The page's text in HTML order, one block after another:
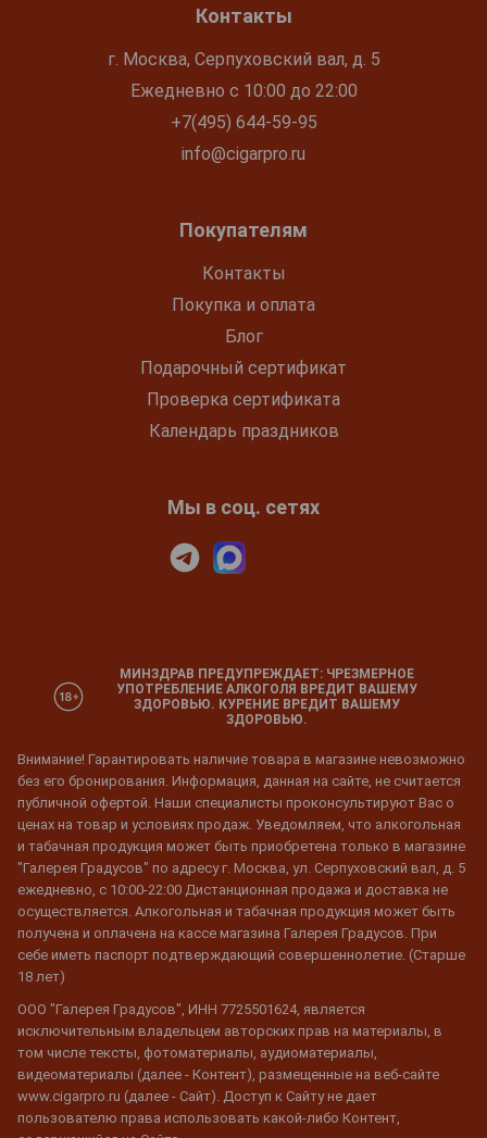
Контакты
г. Москва, Серпуховский вал, д. 5
Ежедневно с 10:00 до 22:00
+7(495) 644-59-95
info@cigarpro.ru
Покупателям
Контакты
Покупка и оплата
Блог
Подарочный сертификат
Проверка сертификата
Календарь праздников
Мы в соц. сетях
МИНЗДРАВ ПРЕДУПРЕЖДАЕТ: ЧРЕЗМЕРНОЕ
УПОТРЕБЛЕНИЕ АЛКОГОЛЯ ВРЕДИТ ВАШЕМУ
ЗДОРОВЬЮ. КУРЕНИЕ ВРЕДИТ ВАШЕМУ
ЗДОРОВЬЮ.
Внимание! Гарантировать наличие товара в магазине невозможно
без его бронирования. Информация, данная на сайте, не считается
публичной офертой. Наши специалисты проконсультируют Вас о
ценах на товар и условиях продаж. Уведомляем, что алкогольная
и табачная продукция может быть приобретена только в магазине
"Галерея Градусов" по адресу г. Москва, ул. Серпуховский вал, д. 5
ежедневно, с 10:00-22:00 Дистанционная продажа и доставка не
осуществляется. Алкогольная и табачная продукция может быть
получена и оплачена на кассе магазина Галерея Градусов. При
себе иметь паспорт подтверждающий совершеннолетие. (Старше
18 лет)
ООО "Галерея Градусов", ИНН 7725501624, является
исключительным владельцем авторских прав на материалы, в
том числе тексты, фотоматериалы, аудиоматериалы,
видеоматериалы (далее - Контент), размещенные на веб-сайте
www.cigarpro.ru (далее - Сайт). Доступ к Сайту не дает
пользователю права использовать какой-либо Контент,